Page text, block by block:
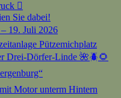
🫟
Sie dabei!
19. Juli 2026
Pützemichplatz
Drei-Dörfer-Linde 🌺🪲🌻
Motor unterm Hintern